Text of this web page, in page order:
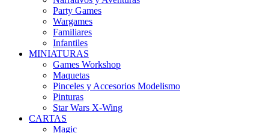
Party Games
Wargames
Familiares
Infantiles
MINIATURAS
Games Workshop
Maquetas
Pinceles y Accesorios Modelismo
Pinturas
Star Wars X-Wing
CARTAS
Magic